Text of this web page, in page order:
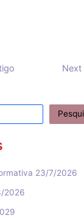
Next
23/7/2026
2026